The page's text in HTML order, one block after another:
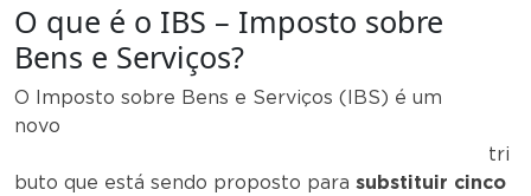
O que é o IBS – Imposto sobre
Bens e Serviços?
O Imposto sobre Bens e Serviços (IBS) é um
novo
tri
buto que está sendo proposto para substituir cinco